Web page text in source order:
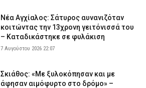
Νέα Αγχίαλος: Σάτυρος αυνανιζόταν
κοιτώντας την 13χρονη γειτόνισσά του
– Καταδικάστηκε σε φυλάκιση
7 Αυγούστου 2026 22:07
Σκιάθος: «Με ξυλοκόπησαν και με
άφησαν αιμόφυρτο στο δρόμο» –